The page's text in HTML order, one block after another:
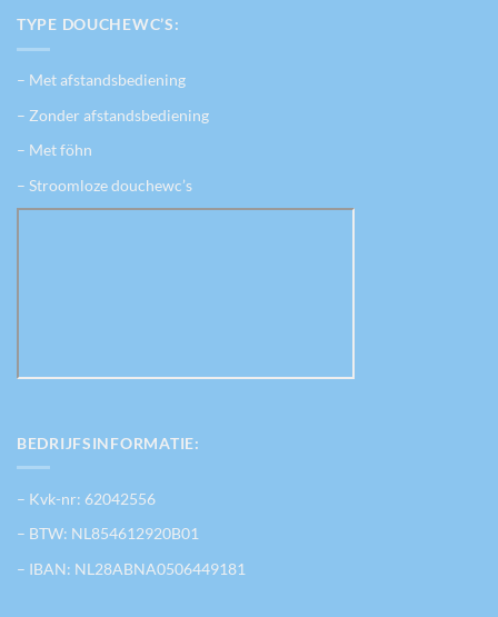
TYPE DOUCHEWC’S:
– Met afstandsbediening
– Zonder afstandsbediening
– Met föhn
– Stroomloze douchewc’s
BEDRIJFSINFORMATIE:
– Kvk-nr: 62042556
– BTW: NL854612920B01
– IBAN: NL28ABNA0506449181